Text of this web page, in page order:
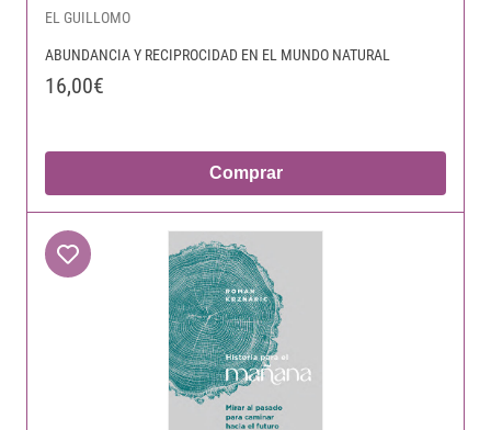
EL GUILLOMO
ABUNDANCIA Y RECIPROCIDAD EN EL MUNDO NATURAL
16,00€
Comprar